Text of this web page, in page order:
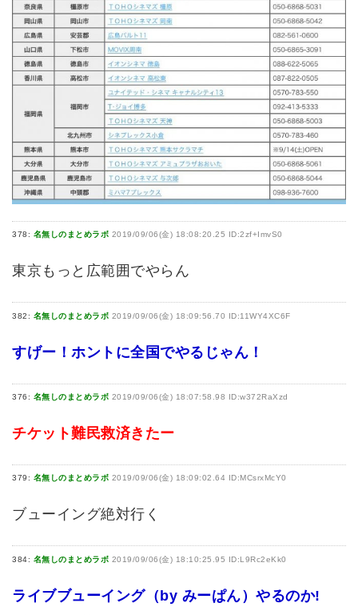
378: 名無しのまとめラボ 2019/09/06(金) 18:08:20.25 ID:2zf+ImvS0
東京もっと広範囲でやらん
382: 名無しのまとめラボ 2019/09/06(金) 18:09:56.70 ID:11WY4XC6F
すげー！ホントに全国でやるじゃん！
376: 名無しのまとめラボ 2019/09/06(金) 18:07:58.98 ID:w372RaXzd
チケット難民救済きたー
379: 名無しのまとめラボ 2019/09/06(金) 18:09:02.64 ID:MCsrxMcY0
ブューイング絶対行く
384: 名無しのまとめラボ 2019/09/06(金) 18:10:25.95 ID:L9Rc2eKk0
ライブブューイング（by みーぱん）やるのか!